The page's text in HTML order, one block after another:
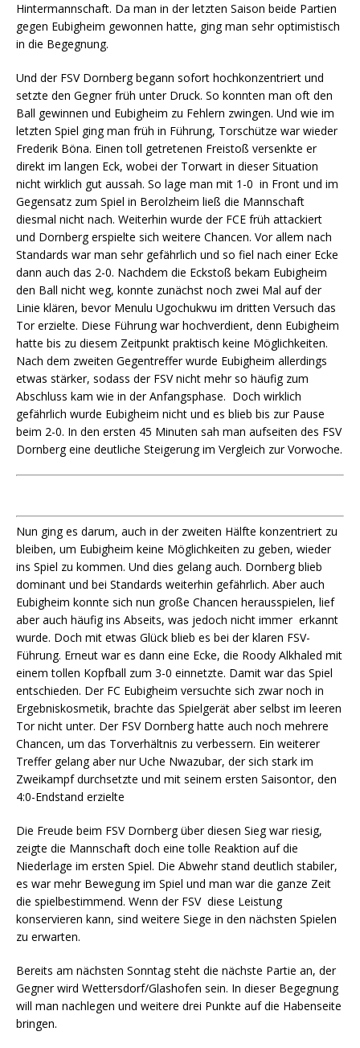
Hintermannschaft. Da man in der letzten Saison beide Partien
gegen Eubigheim gewonnen hatte, ging man sehr optimistisch
in die Begegnung.
Und der FSV Dornberg begann sofort hochkonzentriert und
setzte den Gegner früh unter Druck. So konnten man oft den
Ball gewinnen und Eubigheim zu Fehlern zwingen. Und wie im
letzten Spiel ging man früh in Führung, Torschütze war wieder
Frederik Böna. Einen toll getretenen Freistoß versenkte er
direkt im langen Eck, wobei der Torwart in dieser Situation
nicht wirklich gut aussah. So lage man mit 1-0 in Front und im
Gegensatz zum Spiel in Berolzheim ließ die Mannschaft
diesmal nicht nach. Weiterhin wurde der FCE früh attackiert
und Dornberg erspielte sich weitere Chancen. Vor allem nach
Standards war man sehr gefährlich und so fiel nach einer Ecke
dann auch das 2-0. Nachdem die Eckstoß bekam Eubigheim
den Ball nicht weg, konnte zunächst noch zwei Mal auf der
Linie klären, bevor Menulu Ugochukwu im dritten Versuch das
Tor erzielte. Diese Führung war hochverdient, denn Eubigheim
hatte bis zu diesem Zeitpunkt praktisch keine Möglichkeiten.
Nach dem zweiten Gegentreffer wurde Eubigheim allerdings
etwas stärker, sodass der FSV nicht mehr so häufig zum
Abschluss kam wie in der Anfangsphase. Doch wirklich
gefährlich wurde Eubigheim nicht und es blieb bis zur Pause
beim 2-0. In den ersten 45 Minuten sah man aufseiten des FSV
Dornberg eine deutliche Steigerung im Vergleich zur Vorwoche.
Nun ging es darum, auch in der zweiten Hälfte konzentriert zu
bleiben, um Eubigheim keine Möglichkeiten zu geben, wieder
ins Spiel zu kommen. Und dies gelang auch. Dornberg blieb
dominant und bei Standards weiterhin gefährlich. Aber auch
Eubigheim konnte sich nun große Chancen herausspielen, lief
aber auch häufig ins Abseits, was jedoch nicht immer erkannt
wurde. Doch mit etwas Glück blieb es bei der klaren FSV-
Führung. Erneut war es dann eine Ecke, die Roody Alkhaled mit
einem tollen Kopfball zum 3-0 einnetzte. Damit war das Spiel
entschieden. Der FC Eubigheim versuchte sich zwar noch in
Ergebniskosmetik, brachte das Spielgerät aber selbst im leeren
Tor nicht unter. Der FSV Dornberg hatte auch noch mehrere
Chancen, um das Torverhältnis zu verbessern. Ein weiterer
Treffer gelang aber nur Uche Nwazubar, der sich stark im
Zweikampf durchsetzte und mit seinem ersten Saisontor, den
4:0-Endstand erzielte
Die Freude beim FSV Dornberg über diesen Sieg war riesig,
zeigte die Mannschaft doch eine tolle Reaktion auf die
Niederlage im ersten Spiel. Die Abwehr stand deutlich stabiler,
es war mehr Bewegung im Spiel und man war die ganze Zeit
die spielbestimmend. Wenn der FSV diese Leistung
konservieren kann, sind weitere Siege in den nächsten Spielen
zu erwarten.
Bereits am nächsten Sonntag steht die nächste Partie an, der
Gegner wird Wettersdorf/Glashofen sein. In dieser Begegnung
will man nachlegen und weitere drei Punkte auf die Habenseite
bringen.